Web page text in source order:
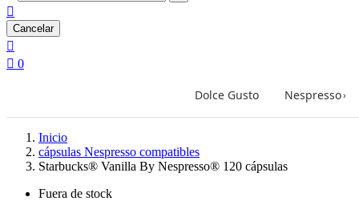

Cancelar

 0
Dolce Gusto Nespresso›
Inicio
cápsulas Nespresso compatibles
Starbucks® Vanilla By Nespresso® 120 cápsulas
Fuera de stock